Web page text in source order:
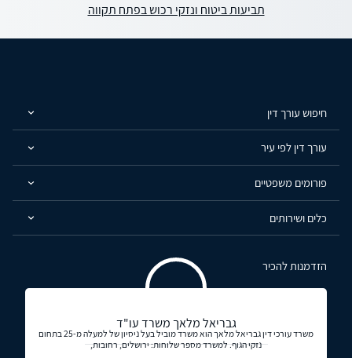
תביעות ביטוח ונזקי רכוש בפתח תקווה
חיפוש עורך דין
עורך דין לפי עיר
פורומים משפטיים
כלים ושירותים
הזדמנות להכיר
גבריאל מלאך משרד עו"ד
משרד עורכי דין גבריאל מלאך הוא משרד מוביל בעל ניסיון של למעלה מ-25 בתחום
נזקי הגוף. למשרד מספר שלוחות: ירושלים, רחובות,